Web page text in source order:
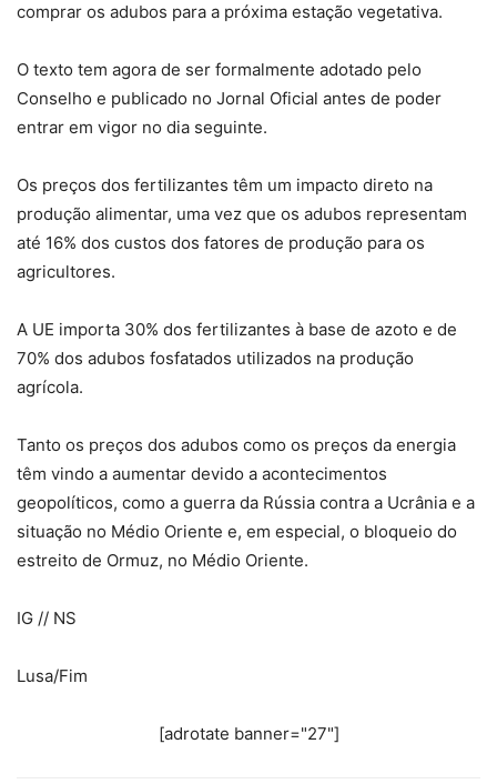
comprar os adubos para a próxima estação vegetativa.
O texto tem agora de ser formalmente adotado pelo
Conselho e publicado no Jornal Oficial antes de poder
entrar em vigor no dia seguinte.
Os preços dos fertilizantes têm um impacto direto na
produção alimentar, uma vez que os adubos representam
até 16% dos custos dos fatores de produção para os
agricultores.
A UE importa 30% dos fertilizantes à base de azoto e de
70% dos adubos fosfatados utilizados na produção
agrícola.
Tanto os preços dos adubos como os preços da energia
têm vindo a aumentar devido a acontecimentos
geopolíticos, como a guerra da Rússia contra a Ucrânia e a
situação no Médio Oriente e, em especial, o bloqueio do
estreito de Ormuz, no Médio Oriente.
IG // NS
Lusa/Fim
[adrotate banner="27"]